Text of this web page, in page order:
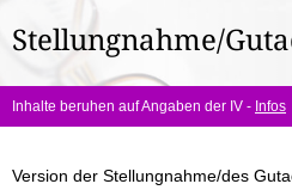
hier:
Stellungnahme/
Inhalte beruhen auf Angaben der IV - Infos
Version der Stellungnahme/des